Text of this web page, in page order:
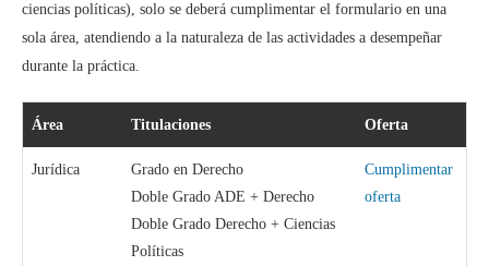
ciencias políticas), solo se deberá cumplimentar el formulario en una
sola área, atendiendo a la naturaleza de las actividades a desempeñar
durante la práctica.
Área Titulaciones Oferta
Jurídica
Grado en Derecho
Doble Grado ADE + Derecho
Doble Grado Derecho + Ciencias
Políticas
Cumplimentar
oferta